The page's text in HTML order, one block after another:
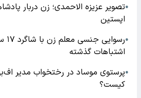
●تصویر عزیزه الاحمدی؛ زن دربار
اپستین
●
اشتباهات گذشته
●پرستوی موساد در رختخواب مدیر
کیست؟